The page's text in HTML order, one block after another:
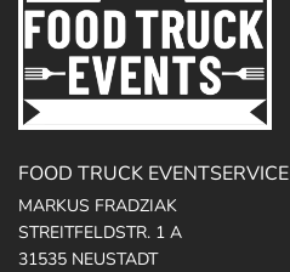
FOOD TRUCK EVENTSERVICE
MARKUS FRADZIAK
STREITFELDSTR. 1 A
31535 NEUSTADT